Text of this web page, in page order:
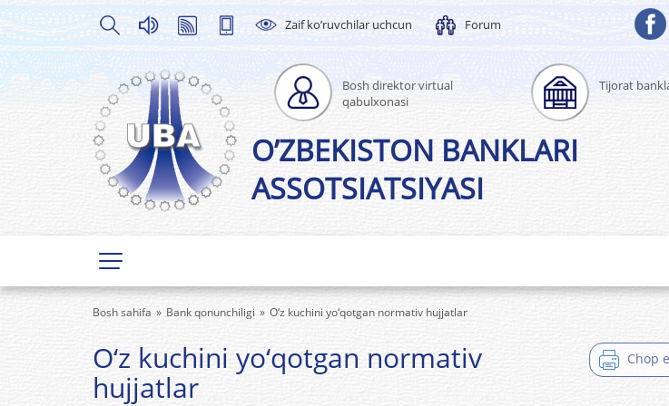
Zaif ko’ruvchilar uchcun Forum
Bosh direktor virtual
qabulxonasi
Tijorat
O’ZBEKISTON BANKLARI
ASSOTSIATSIYASI
Bosh sahifa Bank qonunchiligi O‘z kuchini yo‘qotgan normativ hujjatlar
Chop
O‘z kuchini yo‘qotgan normativ
hujjatlar